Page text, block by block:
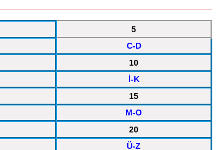
5
C-D
10
İ-K
15
M-O
20
Ü-Z